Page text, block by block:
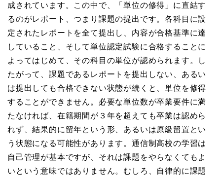
成されています。この中で、「単位の修得」に直結す
るのがレポート、つまり課題の提出です。各科目に設
定されたレポートを全て提出し、内容が合格基準に達
していること、そして単位認定試験に合格することに
よってはじめて、その科目の単位が認められます。し
たがって、課題であるレポートを提出しない、あるい
は提出しても合格できない状態が続くと、単位を修得
することができません。必要な単位数が卒業要件に満
たなければ、在籍期間が３年を超えても卒業は認めら
れず、結果的に留年という形、あるいは原級留置とい
う状態になる可能性があります。通信制高校の学習は
自己管理が基本ですが、それは課題をやらなくてもよ
いという意味ではありません。むしろ、自律的に課題